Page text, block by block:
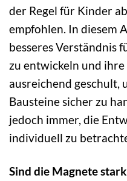
der Regel für Kinder
empfohlen. In diesem
besseres Verständnis
zu entwickeln und
ausreichend geschult,
Bausteine sicher zu
jedoch immer, die
individuell zu
Sind die Magnete